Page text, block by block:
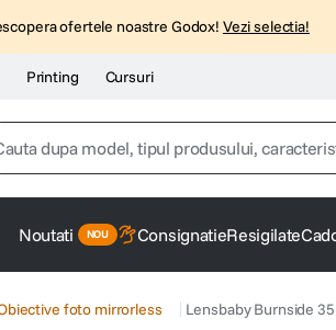
ofertele noastre Godox! Vezi selectia!
Printing Cursuri
dupa model, tipul produsului,
2. trepied
Noutati ConsignatieResigilate
foto mirrorless Lensbaby Burnside